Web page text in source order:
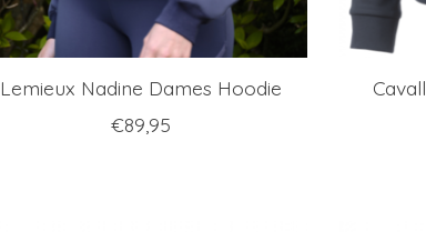
Lemieux Nadine Dames Hoodie
€89,95